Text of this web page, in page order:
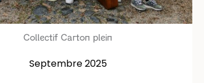
Collectif Carton plein
Septembre 2025